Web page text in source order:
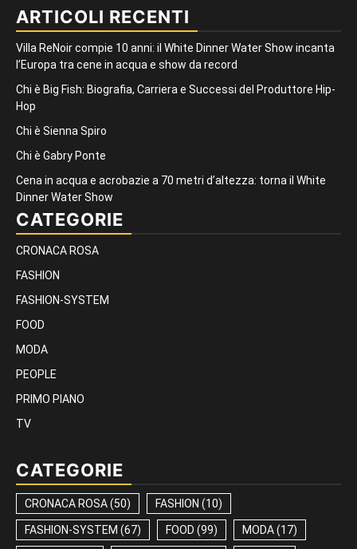
ARTICOLI RECENTI
Villa ReNoir compie 10 anni: il White Dinner Water Show incanta
l’Europa tra cene in acqua e show da record
Chi è Big Fish: Biografia, Carriera e Successi del Produttore Hip-
Hop
Chi è Sienna Spiro
Chi è Gabry Ponte
Cena in acqua e acrobazie a 70 metri d’altezza: torna il White
Dinner Water Show
CATEGORIE
CRONACA ROSA
FASHION
FASHION-SYSTEM
FOOD
MODA
PEOPLE
PRIMO PIANO
TV
CATEGORIE
CRONACA ROSA(50) FASHION (10)
FASHION-SYSTEM (67) FOOD (99) MODA(17)